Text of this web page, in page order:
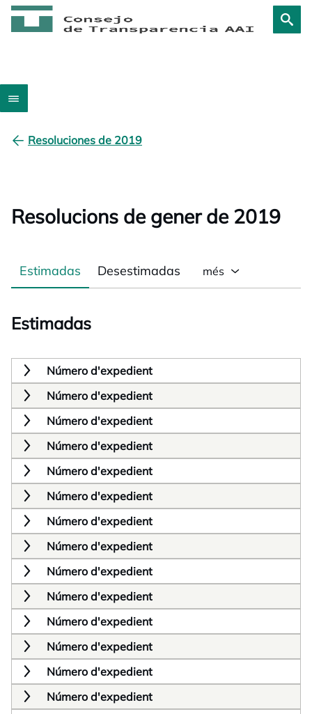
Resoluciones de 2019
Resolucions de gener de 2019
Estimadas Desestimadas més
Estimadas
Número d'expedient
Número d'expedient
Número d'expedient
Número d'expedient
Número d'expedient
Número d'expedient
Número d'expedient
Número d'expedient
Número d'expedient
Número d'expedient
Número d'expedient
Número d'expedient
Número d'expedient
Número d'expedient